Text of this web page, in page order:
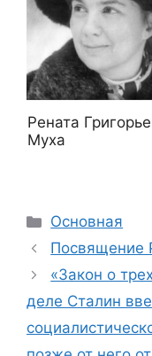
Рената
Муха
Рубрики
Основная
Посвящение
«Закон о
деле Сталин